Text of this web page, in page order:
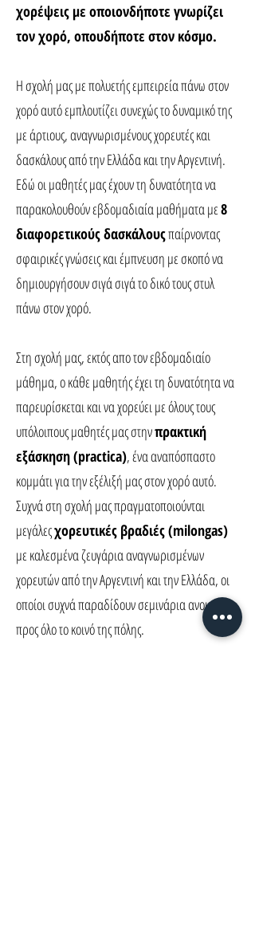
χορέψεις με οποιονδήποτε γνωρίζει
τον χορό, οπουδήποτε στον κόσμο.
Η σχολή μας με πολυετής εμπειρεία πάνω στον
χορό αυτό εμπλουτίζει συνεχώς το δυναμικό της
με άρτιους, αναγνωρισμένους χορευτές και
δασκάλους από την Ελλάδα και την Αργεντινή.
Εδώ οι μαθητές μας έχουν τη δυνατότητα να
παρακολουθούν εβδομαδιαία μαθήματα με8
διαφορετικούς δασκάλουςπαίρνοντας
σφαιρικές γνώσεις και έμπνευση με σκοπό να
δημιουργήσουν σιγά σιγά το δικό τους στυλ
πάνω στον χορό.
Στη σχολή μας, εκτός απο τον εβδομαδιαίο
μάθημα, ο κάθε μαθητής έχει τη δυνατότητα να
παρευρίσκεται και να χορεύει με όλους τους
υπόλοιπους μαθητές μας στηνπρακτική
εξάσκηση (practica), ένα αναπόσπαστο
κομμάτι για την εξέλιξή μας στον χορό αυτό.
Συχνά στη σχολή μας πραγματοποιούνται
μεγάλεςχορευτικές βραδιές (milongas)
με καλεσμένα ζευγάρια αναγνωρισμένων
χορευτών από την Αργεντινή και την Ελλάδα, οι
οποίοι συχνά παραδίδουν σεμινάρια ανοικτά
προς όλο το κοινό της πόλης.